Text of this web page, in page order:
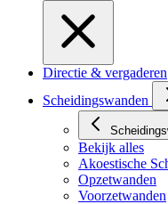
Directie & vergaderen
Scheidingswanden
Bekijk alles
Akoestische
Opzetwanden
Voorzetwanden